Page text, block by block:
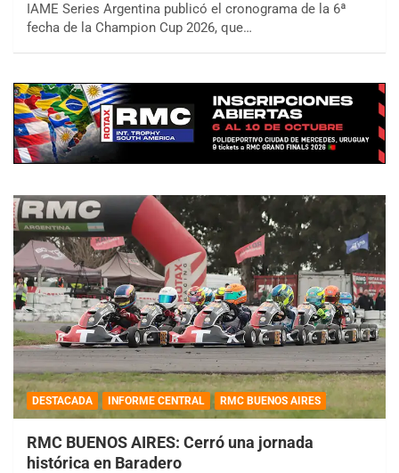
IAME Series Argentina publicó el cronograma de la 6ª
fecha de la Champion Cup 2026, que…
DESTACADA INFORME CENTRAL RMC BUENOS AIRES
RMC BUENOS AIRES: Cerró una jornada
histórica en Baradero